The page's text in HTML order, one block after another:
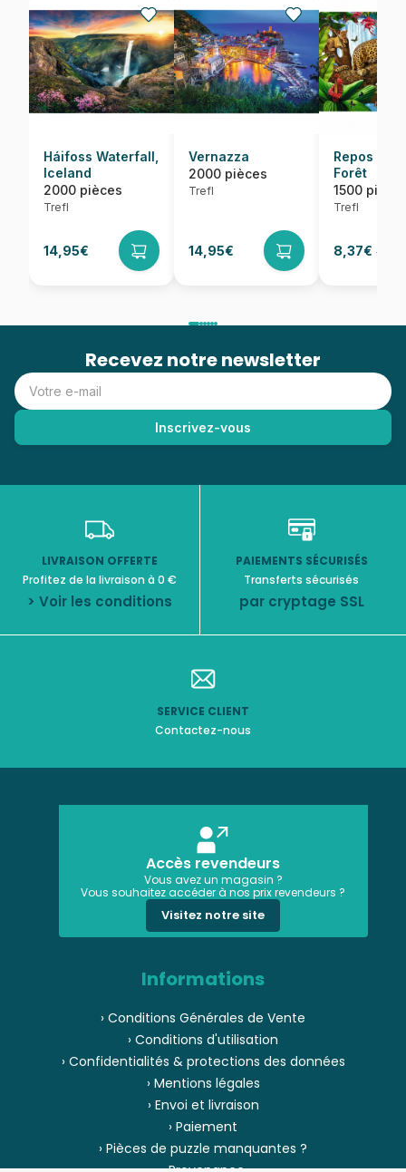
Háifoss Waterfall,
Iceland
2000 pièces
Trefl
14,95€
Vernazza
2000 pièces
Trefl
14,95€
Repos
Forêt
1500
Trefl
8,37€ 11,95€
Recevez notre newsletter
LIVRAISON OFFERTE
Profitez de la livraison à 0 €
> Voir les conditions
PAIEMENTS SÉCURISÉS
Transferts sécurisés
par cryptage SSL
SERVICE CLIENT
Contactez-nous
Accès revendeurs
Vous avez un magasin ?
Vous souhaitez accéder à nos prix revendeurs ?
Visitez notre site
Informations
› Conditions Générales de Vente
› Conditions d'utilisation
› Confidentialités & protections des données
› Mentions légales
› Envoi et livraison
› Paiement
› Pièces de puzzle manquantes ?